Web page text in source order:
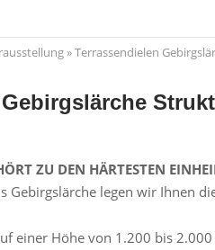
»Terrassendielen
ZU DEN HÄRTESTEN
Gebirgslärche legen wir Ihnen
einer Höhe von 1.200 bis